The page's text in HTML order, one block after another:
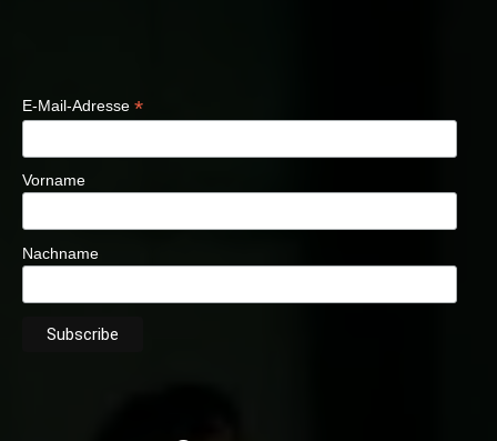
E-Mail-Adresse *
Vorname
Nachname